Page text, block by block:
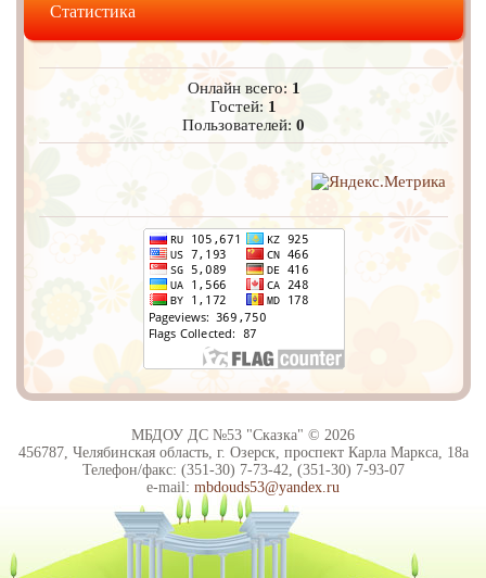
Статистика
Онлайн всего: 1
Гостей: 1
Пользователей:0
МБДОУ ДС №53 "Сказка" © 2026
456787, Челябинская область, г. Озерск, проспект Карла Маркса, 18а
Телефон/факс: (351-30) 7-73-42, (351-30) 7-93-07
e-mail: mbdouds53@yandex.ru